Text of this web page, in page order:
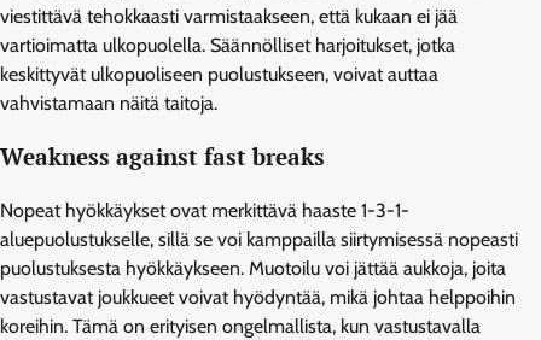
viestittävä tehokkaasti varmistaakseen, että kukaan ei jää
vartioimatta ulkopuolella. Säännölliset harjoitukset, jotka
keskittyvät ulkopuoliseen puolustukseen, voivat auttaa
vahvistamaan näitä taitoja.
Weakness against fast breaks
Nopeat hyökkäykset ovat merkittävä haaste 1-3-1-
aluepuolustukselle, sillä se voi kamppailla siirtymisessä nopeasti
puolustuksesta hyökkäykseen. Muotoilu voi jättää aukkoja, joita
vastustavat joukkueet voivat hyödyntää, mikä johtaa helppoihin
koreihin. Tämä on erityisen ongelmallista, kun vastustavalla